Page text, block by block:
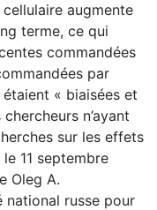
augmente
terme, ce qui
commandées
par
« biaisées et
n’ayant
sur les effets
11 septembre
Oleg A.
national russe pour